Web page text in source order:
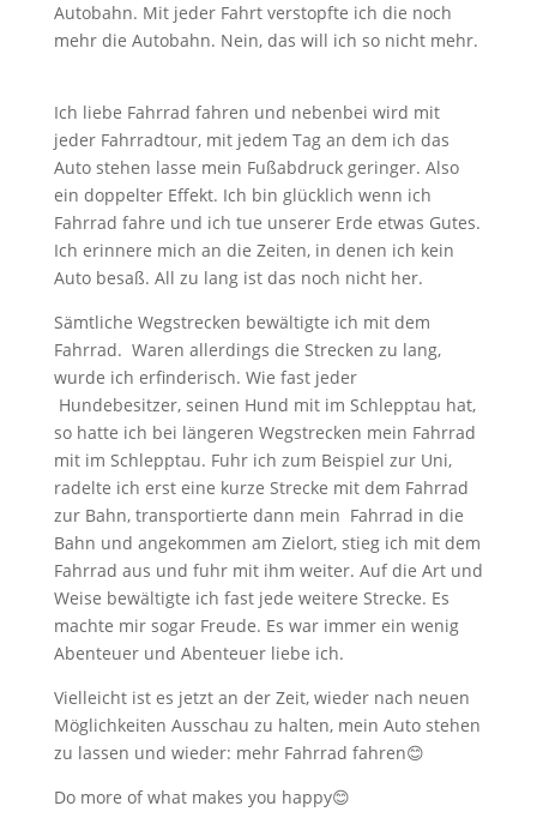
Autobahn. Mit jeder Fahrt verstopfte ich die noch
mehr die Autobahn. Nein, das will ich so nicht mehr.
Ich liebe Fahrrad fahren und nebenbei wird mit
jeder Fahrradtour, mit jedem Tag an dem ich das
Auto stehen lasse mein Fußabdruck geringer. Also
ein doppelter Effekt. Ich bin glücklich wenn ich
Fahrrad fahre und ich tue unserer Erde etwas Gutes.
Ich erinnere mich an die Zeiten, in denen ich kein
Auto besaß. All zu lang ist das noch nicht her.
Sämtliche Wegstrecken bewältigte ich mit dem
Fahrrad. Waren allerdings die Strecken zu lang,
wurde ich erfinderisch. Wie fast jeder
Hundebesitzer, seinen Hund mit im Schlepptau hat,
so hatte ich bei längeren Wegstrecken mein Fahrrad
mit im Schlepptau. Fuhr ich zum Beispiel zur Uni,
radelte ich erst eine kurze Strecke mit dem Fahrrad
zur Bahn, transportierte dann mein Fahrrad in die
Bahn und angekommen am Zielort, stieg ich mit dem
Fahrrad aus und fuhr mit ihm weiter. Auf die Art und
Weise bewältigte ich fast jede weitere Strecke. Es
machte mir sogar Freude. Es war immer ein wenig
Abenteuer und Abenteuer liebe ich.
Vielleicht ist es jetzt an der Zeit, wieder nach neuen
Möglichkeiten Ausschau zu halten, mein Auto stehen
zu lassen und wieder: mehr Fahrrad fahren😊
Do more of what makes you happy😊